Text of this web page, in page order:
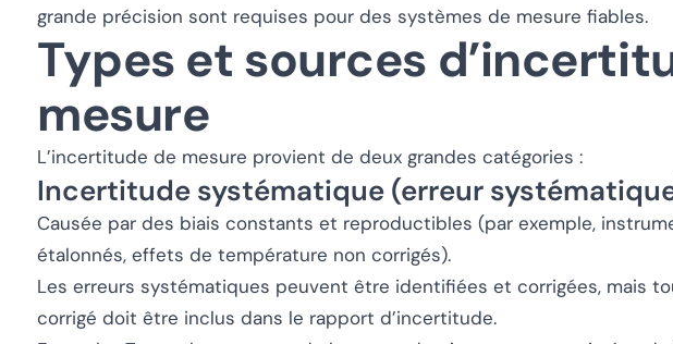
grande précision sont requises pour des systèmes de mesure fiables.
Types et sources
mesure
L’incertitude de mesure provient de deux grandes catégories :
Incertitude systématique (erreur
Causée par des biais constants et reproductibles (par exemple,
étalonnés, effets de température non corrigés).
Les erreurs systématiques peuvent être identifiées et corrigées, mais
corrigé doit être inclus dans le rapport d’incertitude.